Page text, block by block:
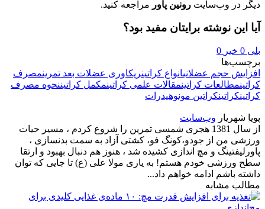
دیگر در وب‌سایت رونین پاور مراجعه کنید.
آیا این نوشته برایتان مفید بود؟
بلی 0 خیر 0
برچسب‌ها
افزایش حجم عضلانیانواع کراتینریکاوری عضلات بعد تمرینمصرف
کراتینمطالعات کراتینمقالات علمی کراتینمکمل کراتیننحوه مصرف
کراتینکراتینکراتین مونوهیدرات
پویا شهریار وب‌سایت
از سال 1381 هجری شمسی تمرین را شروع کردم ، مسیر حیات
ورزشی من از جودو،کونگ فو، کشتی آزاد به سمت بدنسازی ،
پاورلیفتینگ و مچ اندازی کشیده شد ، هنوز هم دنبال بهبود و ارتقا
سطح ورزشی خودم هستم! به یاری مولا علی (ع) تا جایی که توان
داشته باشم ادامه خواهم داد...
مطالب مشابه